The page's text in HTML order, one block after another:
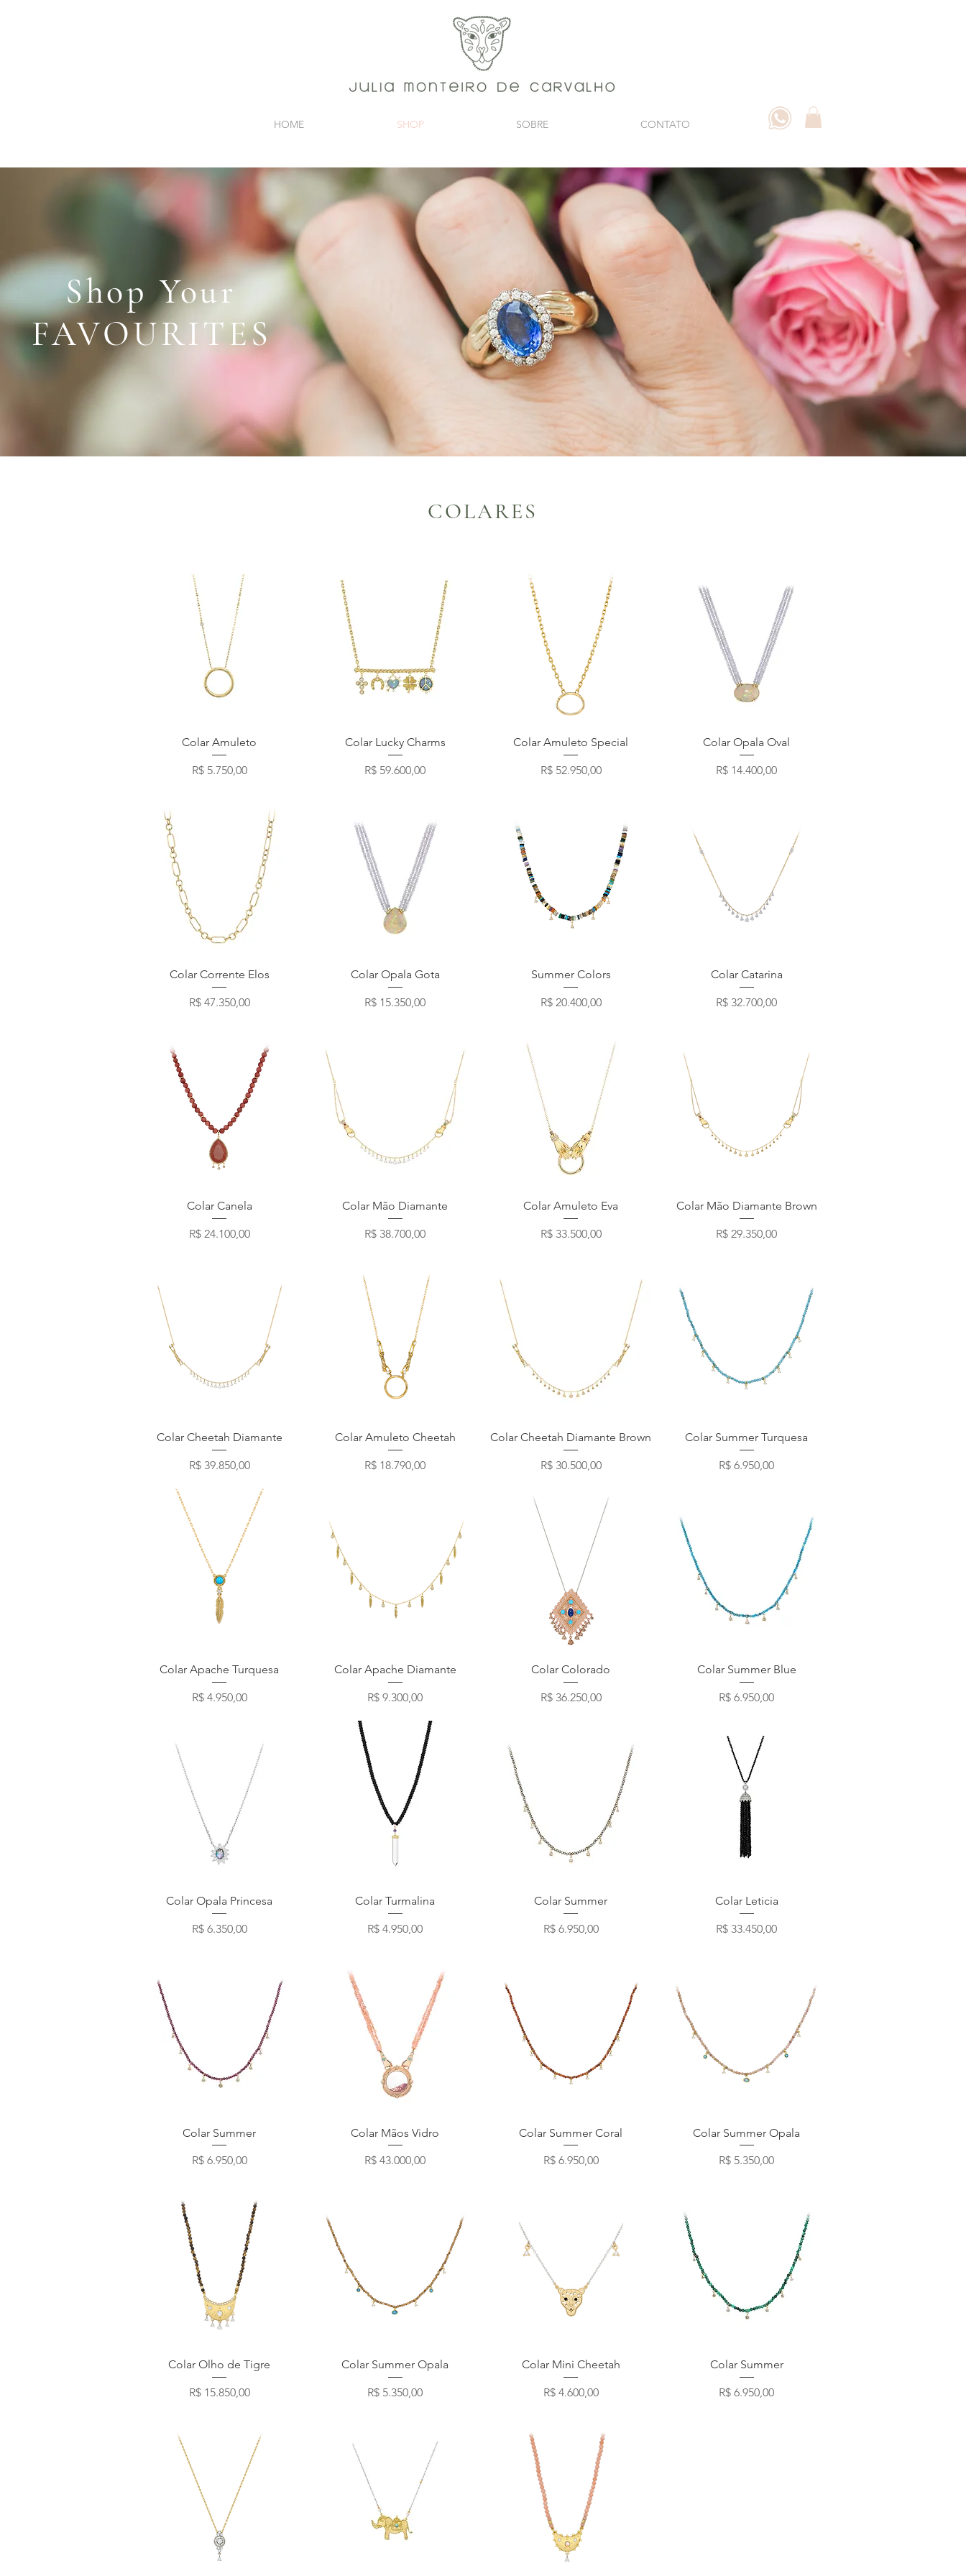
HOME SHOP SOBRE CONTATO
Shop Your
FAVOURITES
COLARES
Visualização rápida
Colar Amuleto
Preço
R$ 5.750,00
Visualização rápida
Colar Lucky Charms
Preço
R$ 59.600,00
Visualização rápida
Colar Amuleto Special
Preço
R$ 52.950,00
Visualização rápida
Colar Opala Oval
Preço
R$ 14.400,00
Visualização rápida
Colar Corrente Elos
Preço
R$ 47.350,00
Visualização rápida
Colar Opala Gota
Preço
R$ 15.350,00
Visualização rápida
Summer Colors
Preço
R$ 20.400,00
Visualização rápida
Colar Catarina
Preço
R$ 32.700,00
Visualização rápida
Colar Canela
Preço
R$ 24.100,00
Visualização rápida
Colar Mão Diamante
Preço
R$ 38.700,00
Visualização rápida
Colar Amuleto Eva
Preço
R$ 33.500,00
Visualização rápida
Colar Mão Diamante Brown
Preço
R$ 29.350,00
Visualização rápida
Colar Cheetah Diamante
Preço
R$ 39.850,00
Visualização rápida
Colar Amuleto Cheetah
Preço
R$ 18.790,00
Visualização rápida
Colar Cheetah Diamante Brown
Preço
R$ 30.500,00
Visualização rápida
Colar Summer Turquesa
Preço
R$ 6.950,00
Visualização rápida
Colar Apache Turquesa
Preço
R$ 4.950,00
Visualização rápida
Colar Apache Diamante
Preço
R$ 9.300,00
Visualização rápida
Colar Colorado
Preço
R$ 36.250,00
Visualização rápida
Colar Summer Blue
Preço
R$ 6.950,00
Visualização rápida
Colar Opala Princesa
Preço
R$ 6.350,00
Visualização rápida
Colar Turmalina
Preço
R$ 4.950,00
Visualização rápida
Colar Summer
Preço
R$ 6.950,00
Visualização rápida
Colar Leticia
Preço
R$ 33.450,00
Visualização rápida
Colar Summer
Preço
R$ 6.950,00
Visualização rápida
Colar Mãos Vidro
Preço
R$ 43.000,00
Visualização rápida
Colar Summer Coral
Preço
R$ 6.950,00
Visualização rápida
Colar Summer Opala
Preço
R$ 5.350,00
Visualização rápida
Colar Olho de Tigre
Preço
R$ 15.850,00
Visualização rápida
Colar Summer Opala
Preço
R$ 5.350,00
Visualização rápida
Colar Mini Cheetah
Preço
R$ 4.600,00
Visualização rápida
Colar Summer
Preço
R$ 6.950,00